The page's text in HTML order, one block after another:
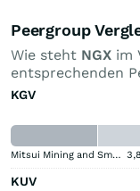
Peergroup
Wie steht NGX im
entsprechenden
KGV
Mitsui Mining and Smelting Company 3,8
KUV